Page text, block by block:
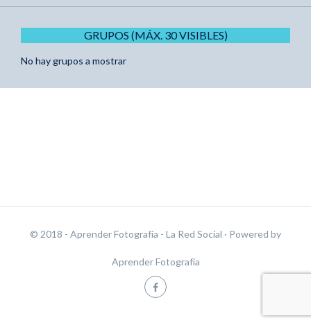
GRUPOS (MÁX. 30 VISIBLES)
No hay grupos a mostrar
© 2018 - Aprender Fotografía - La Red Social · Powered by
Aprender Fotografía